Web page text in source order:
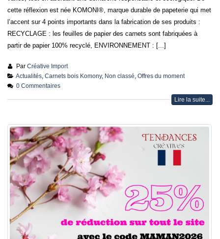
cette réflexion est née KOMONI®, marque durable de papeterie qui met
l’accent sur 4 points importants dans la fabrication de ses produits :
RECYCLAGE : les feuilles de papier des carnets sont fabriquées à
partir de papier 100% recyclé, ENVIRONNEMENT : [...]
Par Créative Import
Actualités, Carnets bois Komony, Non classé Offres du moment
0 Commentaires
Lire la suite...